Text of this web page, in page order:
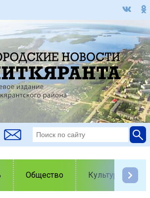
Общество Культура